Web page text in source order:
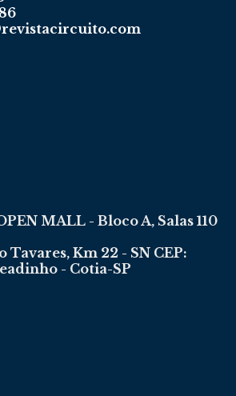
MALL - Bloco A, Salas 110
Tavares, Km 22 - SN CEP:
- Cotia-SP